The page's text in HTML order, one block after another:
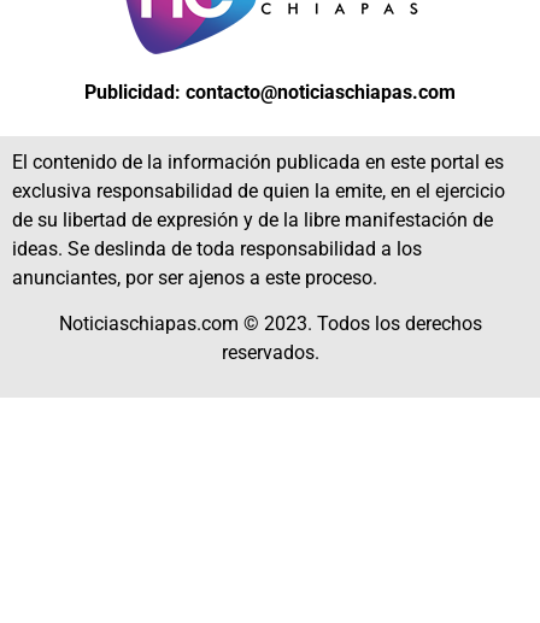
Publicidad: contacto@noticiaschiapas.com
El contenido de la información publicada en este portal es
exclusiva responsabilidad de quien la emite, en el ejercicio
de su libertad de expresión y de la libre manifestación de
ideas. Se deslinda de toda responsabilidad a los
anunciantes, por ser ajenos a este proceso.
Noticiaschiapas.com © 2023. Todos los derechos
reservados.